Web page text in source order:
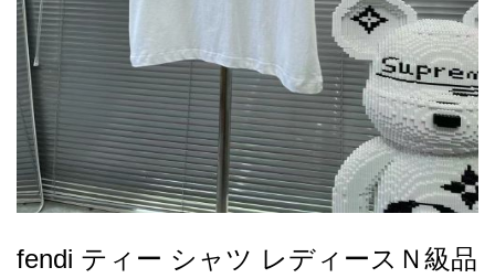
理
最
新
製
品
fendi ティー シャツ レディースＮ級品